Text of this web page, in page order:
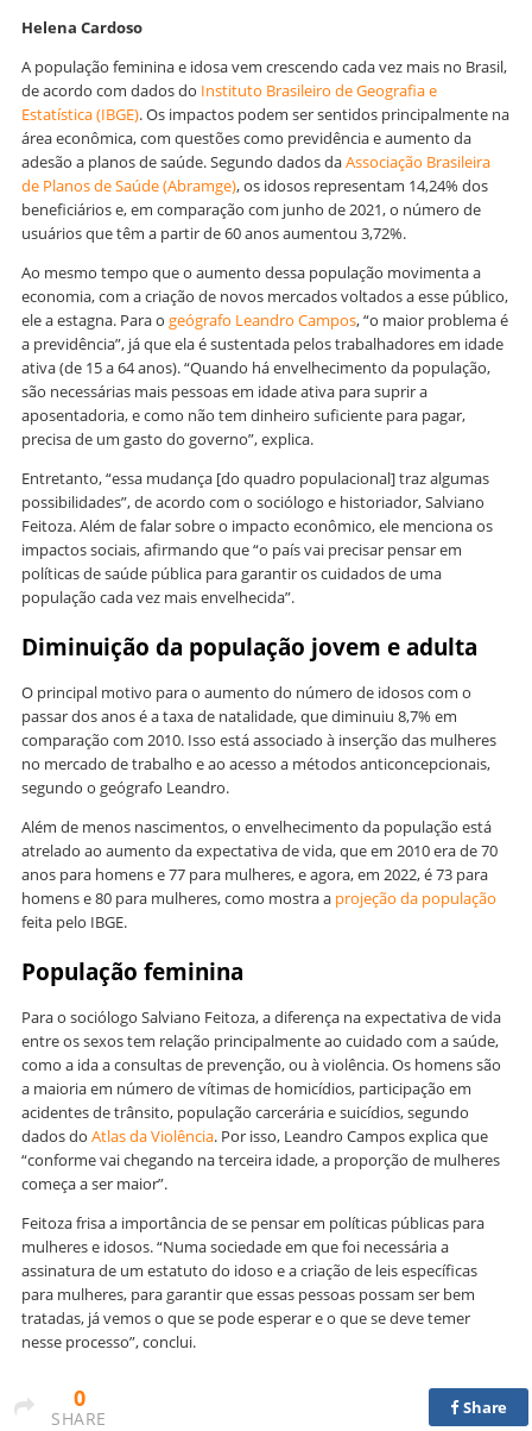
Helena Cardoso
A população feminina e idosa vem crescendo cada vez mais no Brasil,
de acordo com dados do Instituto Brasileiro de Geografia e
Estatística (IBGE). Os impactos podem ser sentidos principalmente na
área econômica, com questões como previdência e aumento da
adesão a planos de saúde. Segundo dados daAssociação Brasileira
de Planos de Saúde (Abramge), os idosos representam 14,24% dos
beneficiários e, em comparação com junho de 2021, o número de
usuários que têm a partir de 60 anos aumentou 3,72%.
Ao mesmo tempo que o aumento dessa população movimenta a
economia, com a criação de novos mercados voltados a esse público,
ele a estagna. Para o geógrafo Leandro Campos, “o maior problema é
a previdência”, já que ela é sustentada pelos trabalhadores em idade
ativa (de 15 a 64 anos). “Quando há envelhecimento da população,
são necessárias mais pessoas em idade ativa para suprir a
aposentadoria, e como não tem dinheiro suficiente para pagar,
precisa de um gasto do governo”, explica.
Entretanto, “essa mudança [do quadro populacional] traz algumas
possibilidades”, de acordo com o sociólogo e historiador, Salviano
Feitoza. Além de falar sobre o impacto econômico, ele menciona os
impactos sociais, afirmando que “o país vai precisar pensar em
políticas de saúde pública para garantir os cuidados de uma
população cada vez mais envelhecida”.
Diminuição da população jovem e adulta
O principal motivo para o aumento do número de idosos com o
passar dos anos é a taxa de natalidade, que diminuiu 8,7% em
comparação com 2010. Isso está associado à inserção das mulheres
no mercado de trabalho e ao acesso a métodos anticoncepcionais,
segundo o geógrafo Leandro.
Além de menos nascimentos, o envelhecimento da população está
atrelado ao aumento da expectativa de vida, que em 2010 era de 70
anos para homens e 77 para mulheres, e agora, em 2022, é 73 para
homens e 80 para mulheres, como mostra a projeção da população
feita pelo IBGE.
População feminina
Para o sociólogo Salviano Feitoza, a diferença na expectativa de vida
entre os sexos tem relação principalmente ao cuidado com a saúde,
como a ida a consultas de prevenção, ou à violência. Os homens são
a maioria em número de vítimas de homicídios, participação em
acidentes de trânsito, população carcerária e suicídios, segundo
dados do Atlas da Violência. Por isso, Leandro Campos explica que
“conforme vai chegando na terceira idade, a proporção de mulheres
começa a ser maior”.
Feitoza frisa a importância de se pensar em políticas públicas para
mulheres e idosos. “Numa sociedade em que foi necessária a
assinatura de um estatuto do idoso e a criação de leis específicas
para mulheres, para garantir que essas pessoas possam ser bem
tratadas, já vemos o que se pode esperar e o que se deve temer
nesse processo”, conclui.
0
SHARE
Share